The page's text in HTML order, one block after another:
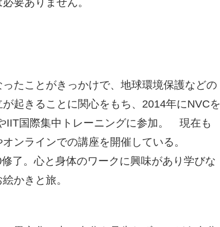
たことがきっかけで、地球環境保護などの
起きることに関心をもち、2014年にNVCを
IIT国際集中トレーニングに参加。 現在も
ンラインでの講座を開催している。
了。心と身体のワークに興味があり学びな
かきと旅。